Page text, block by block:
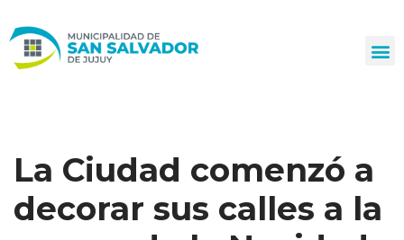
al
La Ciudad comenzó a
decorar sus calles a la